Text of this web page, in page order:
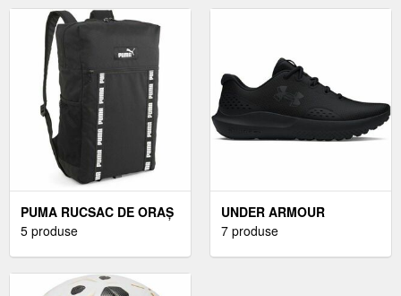
PUMA RUCSAC DE ORAȘ
RUCSAC DE ORAȘ,
5 produse
UNDER ARMOUR
ÎNCĂLȚĂMINTE
7 produse